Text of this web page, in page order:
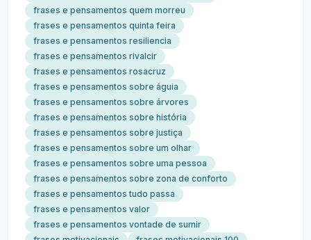
frases e pensamentos quem morreu
frases e pensamentos quinta feira
frases e pensamentos resiliencia
frases e pensamentos rivalcir
frases e pensamentos rosacruz
frases e pensamentos sobre águia
frases e pensamentos sobre árvores
frases e pensamentos sobre história
frases e pensamentos sobre justiça
frases e pensamentos sobre um olhar
frases e pensamentos sobre uma pessoa
frases e pensamentos sobre zona de conforto
frases e pensamentos tudo passa
frases e pensamentos valor
frases e pensamentos vontade de sumir